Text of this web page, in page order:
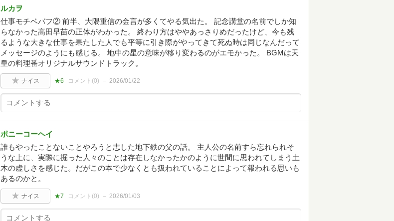
ルカヲ
仕事モチベバフ② 前半、大隈重信の金言が多くてやる気出た。 記念講堂の名前でしか知
らなかった高田早苗の正体がわかった。 終わり方はややあっさりめだったけど、今も残
るような大きな仕事を果たした人でも平等に引き際がやってきて死ぬ時は同じなんだって
メッセージのようにも感じる。 地中の星の意味が移り変わるのがエモかった。 BGMは天
皇の料理番オリジナルサウンドトラック。
ナイス ★6 コメント(0) 2026/01/22
ポニーコーヘイ
誰もやったことないことやろうと志した地下鉄の父の話。 主人公の名前すら忘れられそ
うな上に、実際に掘った人々のことは存在しなかったかのように世間に思われてしまう土
木の虚しさを感じた。だがこの本で少なくとも扱われていることによって報われる思いも
あるのかと。
ナイス ★7 コメント(0) 2026/01/03